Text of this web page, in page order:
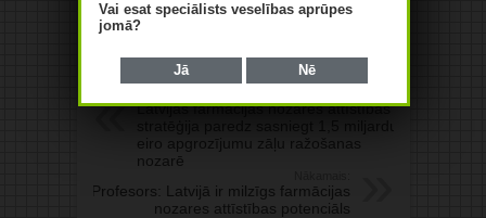
Atzīmēti ar: PĒRTIĶU BAKAS
Latvijas farmācijas nozares attīstības
eiro apgrozījumu zāļu ražošanas
nozarē
Profesors: Latvijā ir milzīgs farmācijas
nozares attīstības potenciāls
Vai esat speciālists veselības aprūpes
jomā?
Jā Nē